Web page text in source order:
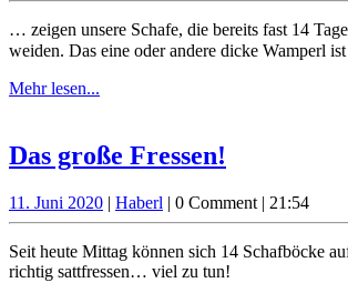
2020
… zeigen unsere Schafe, die bereits fast 14
weiden. Das eine oder andere dicke Wamperl
Mehr lesen...
Das große Fressen!
Fressen!
11. Juni 202011.
Juni
2020
| Haberl Haberl
| 0 Comment | 21:54
Seit heute Mittag können sich 14 Schafböcke
richtig sattfressen… viel zu tun!